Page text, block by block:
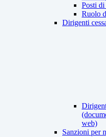
Posti
Ruolo
Dirigenti
web)
Sanzioni per